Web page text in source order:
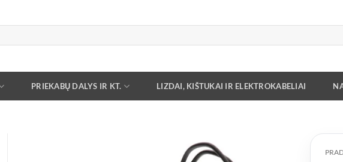
PRIEKABŲ DALYS IR KT. LIZDAI, KIŠTUKAI IR ELEKTROKABELIAI